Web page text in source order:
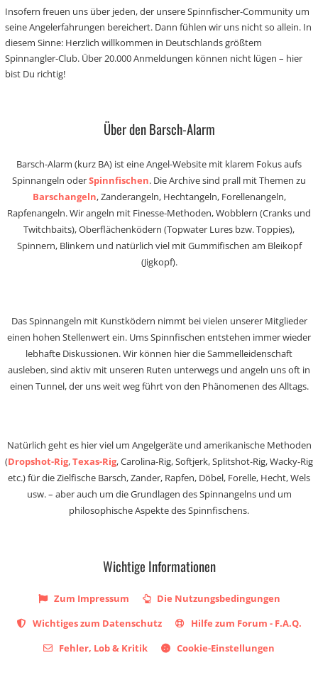
Insofern freuen uns über jeden, der unsere Spinnfischer-Community um
seine Angelerfahrungen bereichert. Dann fühlen wir uns nicht so allein. In
diesem Sinne: Herzlich willkommen in Deutschlands größtem
Spinnangler-Club. Über 20.000 Anmeldungen können nicht lügen – hier
bist Du richtig!
Über den Barsch-Alarm
Barsch-Alarm (kurz BA) ist eine Angel-Website mit klarem Fokus aufs
Spinnangeln oderSpinnfischen. Die Archive sind prall mit Themen zu
Barschangeln, Zanderangeln, Hechtangeln, Forellenangeln,
Rapfenangeln. Wir angeln mit Finesse-Methoden, Wobblern (Cranks und
Twitchbaits), Oberflächenködern (Topwater Lures bzw. Toppies),
Spinnern, Blinkern und natürlich viel mit Gummifischen am Bleikopf
(Jigkopf).
Das Spinnangeln mit Kunstködern nimmt bei vielen unserer Mitglieder
einen hohen Stellenwert ein. Ums Spinnfischen entstehen immer wieder
lebhafte Diskussionen. Wir können hier die Sammelleidenschaft
ausleben, sind aktiv mit unseren Ruten unterwegs und angeln uns oft in
einen Tunnel, der uns weit weg führt von den Phänomenen des Alltags.
Natürlich geht es hier viel um Angelgeräte und amerikanische Methoden
(Dropshot-Rig,Texas-Rig, Carolina-Rig, Softjerk, Splitshot-Rig, Wacky-Rig
etc.) für die Zielfische Barsch, Zander, Rapfen, Döbel, Forelle, Hecht, Wels
usw. – aber auch um die Grundlagen des Spinnangelns und um
philosophische Aspekte des Spinnfischens.
Wichtige Informationen
Zum Impressum
Die Nutzungsbedingungen
Wichtiges zum Datenschutz
Hilfe zum Forum - F.A.Q.
Fehler, Lob & Kritik
Cookie-Einstellungen